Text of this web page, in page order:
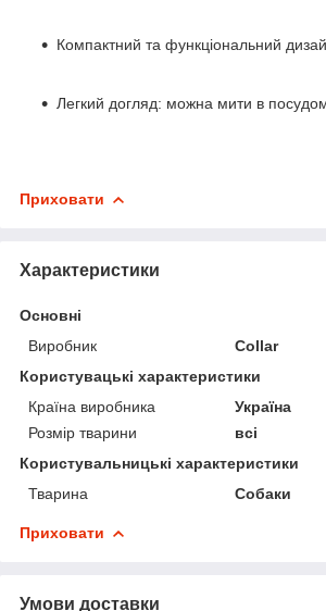
Компактний та функціональний
Легкий догляд: можна мити в
Приховати
Характеристики
Основні
Виробник
Collar
Користувацькi характеристики
Країна виробника
Україна
Розмір тварини
всі
Користувальницькі характеристики
Тварина
Собаки
Приховати
Умови доставки